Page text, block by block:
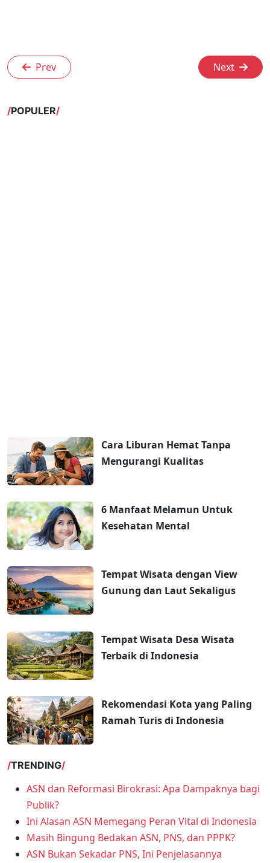
Prev Next
POPULER
Cara Liburan Hemat Tanpa
Mengurangi Kualitas
6 Manfaat Melamun Untuk
Kesehatan Mental
Tempat Wisata dengan View
Gunung dan Laut Sekaligus
Tempat Wisata Desa Wisata
Terbaik di Indonesia
Rekomendasi Kota yang Paling
Ramah Turis di Indonesia
TRENDING
ASN dan Reformasi Birokrasi: Apa Dampaknya bagi
Publik?
Ini Alasan ASN Memegang Peran Vital di Indonesia
Masih Bingung Bedakan ASN, PNS, dan PPPK?
ASN Bukan Sekadar PNS, Ini Penjelasannya